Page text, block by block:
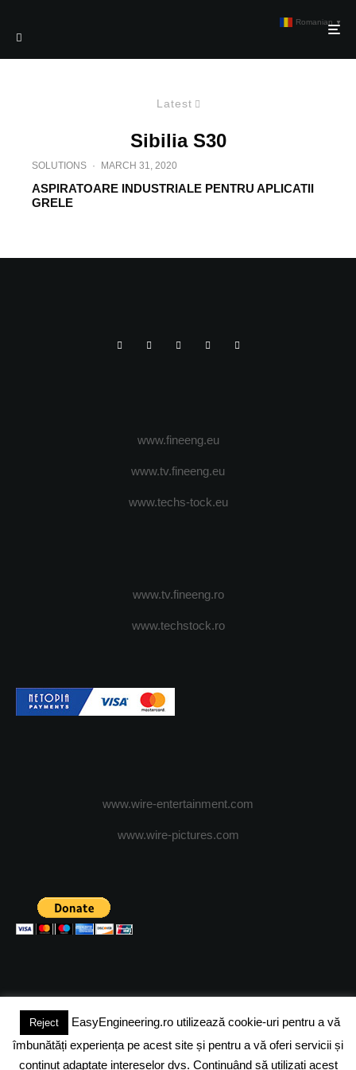
Latest
Sibilia S30
SOLUTIONS · MARCH 31, 2020
ASPIRATOARE INDUSTRIALE PENTRU APLICATII
GRELE
www.fineeng.eu
www.tv.fineeng.eu
www.techs-tock.eu
www.tv.fineeng.ro
www.techstock.ro
www.wire-entertainment.com
www.wire-pictures.com
(c) 2024 - FineEngineeringMagazine. All rights reserved.
DESPRE NOI ADVERTISING JOBS DESPRE COOKIES
Reject
EasyEngineering.ro utilizează cookie-uri pentru a vă
îmbunătăți experiența pe acest site și pentru a vă oferi servicii și
conținut adaptate intereselor dvs. Continuând să utilizați acest
Romanian ▼